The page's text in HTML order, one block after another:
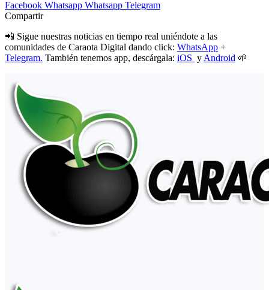
Facebook Whatsapp Whatsapp Telegram
Compartir
📲 Sigue nuestras noticias en tiempo real uniéndote a las
comunidades de Caraota Digital dando click: WhatsApp +
Telegram. También tenemos app, descárgala: iOS y Android 🌱